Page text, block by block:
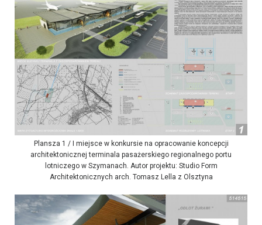
Plansza 1 / I miejsce w konkursie na opracowanie koncepcji
architektonicznej terminala pasażerskiego regionalnego portu
lotniczego w Szymanach. Autor projektu: Studio Form
Architektonicznych arch. Tomasz Lella z Olsztyna